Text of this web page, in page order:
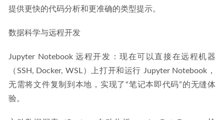
提供更快的代码分析和更准确的类型提示。
数据科学与远程开发
Jupyter Notebook 远程开发：现在可以直接在远程机器
（SSH, Docker, WSL）上打开和运行 Jupyter Notebook，
无需将文件复制到本地，实现了“笔记本即代码”的无缝体
验。